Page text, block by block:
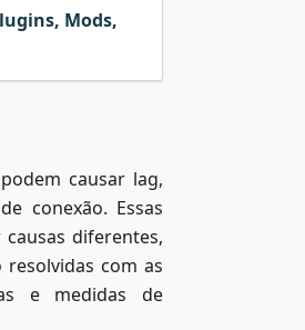
Mods,
causar lag,
conexão. Essas
diferentes,
com as
e medidas de